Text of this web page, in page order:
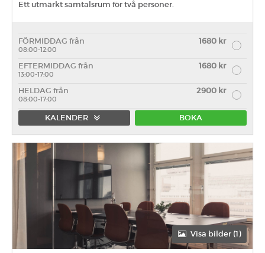
Ett utmärkt samtalsrum för två personer.
FÖRMIDDAG från 1680 kr
08:00-12:00
EFTERMIDDAG från 1680 kr
13:00-17:00
HELDAG från 2900 kr
08:00-17:00
KALENDER BOKA
Förmiddag Eftermiddag
Visa bilder (1)